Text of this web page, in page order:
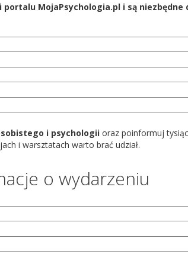
MojaPsychologia.pl i są
i psychologiioraz poinformuj
i warsztatach warto brać udział.
o wydarzeniu